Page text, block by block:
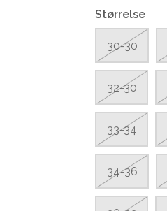
Størrelse
30-30
32-30
33-34
34-36